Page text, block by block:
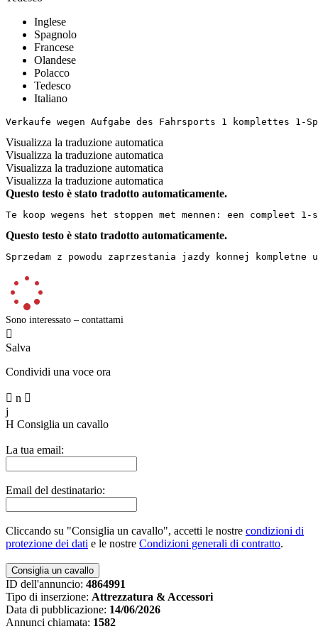
Inglese
Spagnolo
Francese
Olandese
Polacco
Tedesco
Italiano
Verkaufe wegen Aufgabe des Fahrsports 1 komplettes
Visualizza la traduzione automatica
Visualizza la traduzione automatica
Visualizza la traduzione automatica
Visualizza la traduzione automatica
Questo testo è stato tradotto automaticamente.
Te koop wegens het stoppen met mennen: een
Questo testo è stato tradotto automaticamente.
Sprzedam z powodu zaprzestania jazdy konnej
Sono interessato – contattami

Salva
Condividi una voce ora
 n 
j
H Consiglia un cavallo
La tua email:
Email del destinatario:
Cliccando su "Consiglia un cavallo", accetti le nostre condizioni di
protezione dei dati e le nostre Condizioni generali di contratto.
ID dell'annuncio: 4864991
Tipo di inserzione: Attrezzatura & Accessori
Data di pubblicazione: 14/06/2026
Annunci chiamata: 1582